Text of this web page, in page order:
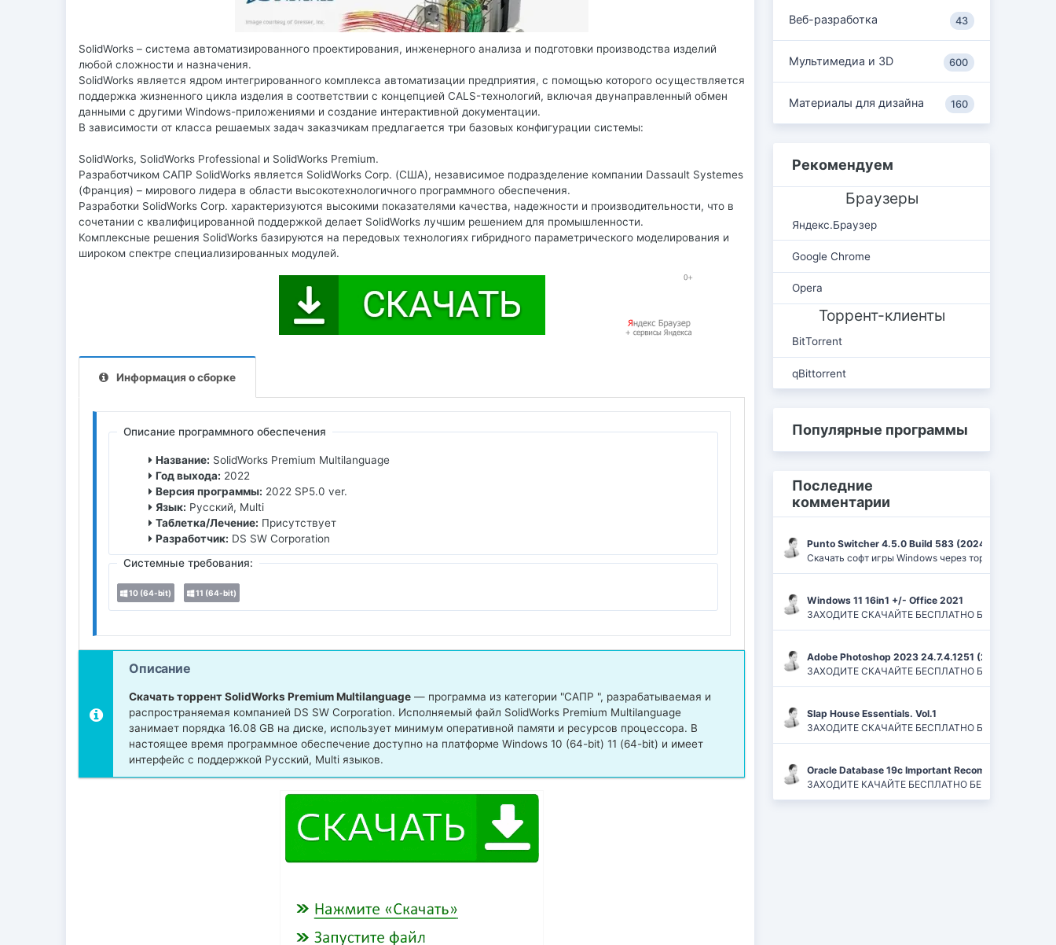
SolidWorks – система автоматизированного проектирования, инженерного анализа и подготовки производства изделий
любой сложности и назначения.
SolidWorks является ядром интегрированного комплекса автоматизации предприятия, с помощью которого осуществляется
поддержка жизненного цикла изделия в соответствии с концепцией CALS-технологий, включая двунаправленный обмен
данными с другими Windows-приложениями и создание интерактивной документации.
В зависимости от класса решаемых задач заказчикам предлагается три базовых конфигурации системы:
SolidWorks, SolidWorks Professional и SolidWorks Premium.
Разработчиком САПР SolidWorks является SolidWorks Corp. (США), независимое подразделение компании Dassault Systemes
(Франция) – мирового лидера в области высокотехнологичного программного обеспечения.
Разработки SolidWorks Corp. характеризуются высокими показателями качества, надежности и производительности, что в
сочетании с квалифицированной поддержкой делает SolidWorks лучшим решением для промышленности.
Комплексные решения SolidWorks базируются на передовых технологиях гибридного параметрического моделирования и
широком спектре специализированных модулей.
Информация о сборке
Описание программного обеспечения
Название: SolidWorks Premium Multilanguage
Год выхода: 2022
Версия программы: 2022 SP5.0 ver.
Язык: Русский, Multi
Таблетка/Лечение: Присутствует
Разработчик: DS SW Corporation
Системные требования:
10 (64-bit) 11 (64-bit)
Описание
Скачать торрент SolidWorks Premium Multilanguage — программа из категории "САПР ", разрабатываемая и
распространяемая компанией DS SW Corporation. Исполняемый файл SolidWorks Premium Multilanguage
занимает порядка 16.08 GB на диске, использует минимум оперативной памяти и ресурсов процессора. В
настоящее время программное обеспечение доступно на платформе Windows 10 (64-bit) 11 (64-bit) и имеет
интерфейс с поддержкой Русский, Multi языков.
Веб-разработка 43
Мультимедиа и 3D 600
Материалы для дизайна 160
Рекомендуем
Браузеры
Яндекс.Браузер
Google Chrome
Opera
Торрент-клиенты
BitTorrent
qBittorrent
Популярные программы
Последние
комментарии
Punto Switcher 4.5.0 Build 583 (2024) РС | RePack
Скачать софт игры Windows через торрент Ufrag:
Windows 11 16in1 +/- Office 2021
ЗАХОДИТЕ СКАЧАЙТЕ БЕСПЛАТНО БЕЗ
Adobe Photoshop 2023 24.7.4.1251 (2024) PC |
ЗАХОДИТЕ СКАЧАЙТЕ БЕСПЛАТНО БЕЗ
Slap House Essentials. Vol.1
ЗАХОДИТЕ СКАЧАЙТЕ БЕСПЛАТНО БЕЗ
Oracle Database 19c Important Recommended One-
ЗАХОДИТЕ КАЧАЙТЕ БЕСПЛАТНО БЕЗ РЕГИСТРАЦИЙ